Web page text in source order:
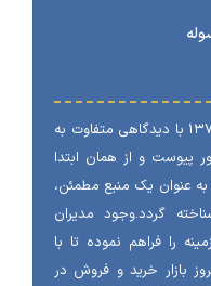
با دیدگاهی متفاوت به
همان ابتدا
مطمئن،
مدیران
نموده تا با
و فروش در